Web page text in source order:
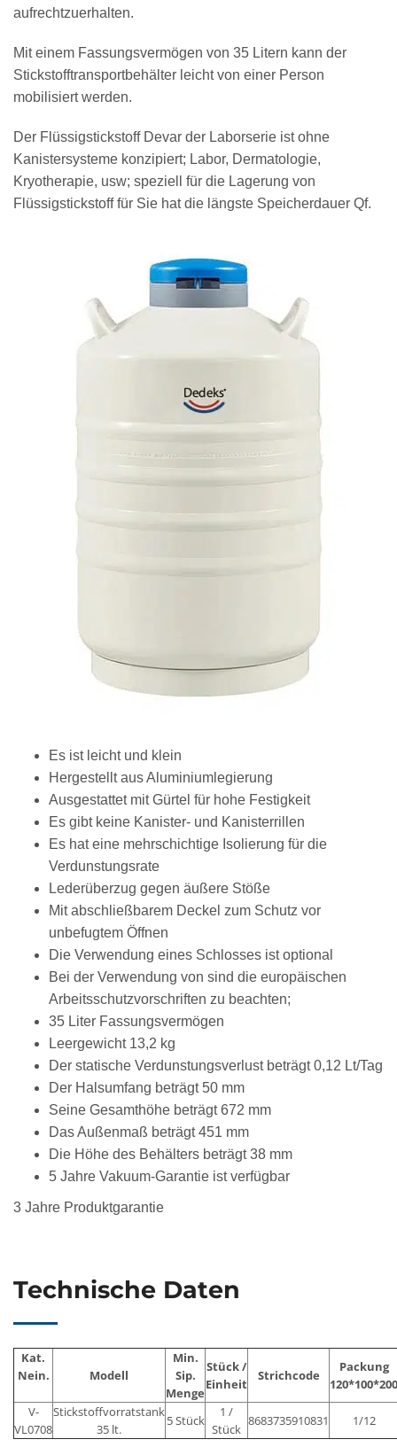
aufrechtzuerhalten.
Mit einem Fassungsvermögen von 35 Litern kann der
Stickstofftransportbehälter leicht von einer Person
mobilisiert werden.
Der Flüssigstickstoff Devar der Laborserie ist ohne
Kanistersysteme konzipiert; Labor, Dermatologie,
Kryotherapie, usw; speziell für die Lagerung von
Flüssigstickstoff für Sie hat die längste Speicherdauer Qf.
Es ist leicht und klein
Hergestellt aus Aluminiumlegierung
Ausgestattet mit Gürtel für hohe Festigkeit
Es gibt keine Kanister- und Kanisterrillen
Es hat eine mehrschichtige Isolierung für die
Verdunstungsrate
Lederüberzug gegen äußere Stöße
Mit abschließbarem Deckel zum Schutz vor
unbefugtem Öffnen
Die Verwendung eines Schlosses ist optional
Bei der Verwendung von sind die europäischen
Arbeitsschutzvorschriften zu beachten;
35 Liter Fassungsvermögen
Leergewicht 13,2 kg
Der statische Verdunstungsverlust beträgt 0,12 Lt/Tag
Der Halsumfang beträgt 50 mm
Seine Gesamthöhe beträgt 672 mm
Das Außenmaß beträgt 451 mm
Die Höhe des Behälters beträgt 38 mm
5 Jahre Vakuum-Garantie ist verfügbar
3 Jahre Produktgarantie
Technische Daten
Kat.
Nein.
Modell
Min.
Sip.
Menge
Stück /
Einheit
Strichcode
Packung
120*100*200
V-
VL0708
Stickstoffvorratstank
35 lt.
5 Stück
1 /
Stück
8683735910831 1/12